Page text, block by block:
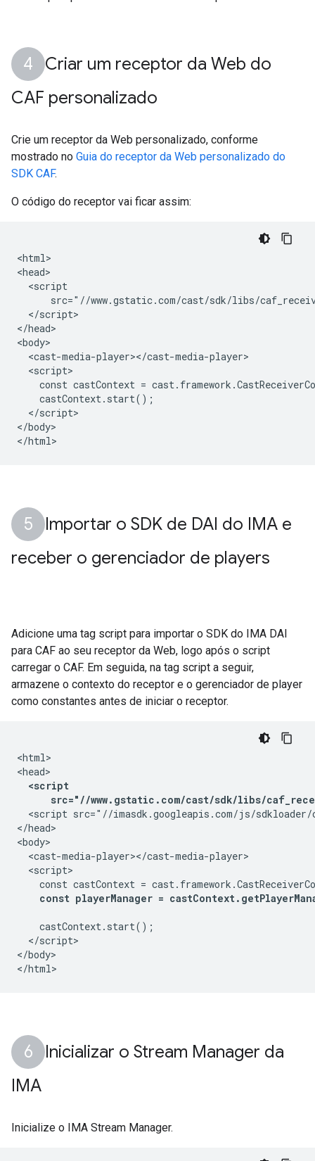
Criar um receptor da Web do
CAF personalizado
Crie um receptor da Web personalizado, conforme
mostrado no Guia do receptor da Web personalizado do
SDK CAF.
O código do receptor vai ficar assim:
<html>
<head>
  <script
src="//www.gstatic.com/cast/sdk/libs/
  </script>
</head>
<body>
  <cast-media-player></cast-media-player>
  <script>
const castContext =
    castContext.start();
  </script>
</body>
Importar o SDK de DAI do IMA e
receber o gerenciador de players
Adicione uma tag script para importar o SDK do IMA DAI
para CAF ao seu receptor da Web, logo após o script
carregar o CAF. Em seguida, na tag script a seguir,
armazene o contexto do receptor e o gerenciador de player
como constantes antes de iniciar o receptor.
<html>
<head>
<script
src="//www.gstatic.com/cast/sdk/libs/
<script src="//imasdk.googleapis.com/js/
</head>
<body>
  <cast-media-player></cast-media-player>
  <script>
const castContext =
const playerManager =
    castContext.start();
  </script>
</body>
Inicializar o Stream Manager da
IMA
Inicialize o IMA Stream Manager.